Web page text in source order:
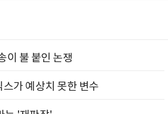
이 불 붙인 논쟁
가 예상치 못한 변수